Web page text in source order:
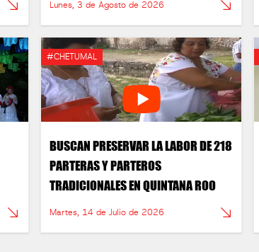
Lunes, 3 de Agosto de 2026
#CHETUMAL
BUSCAN PRESERVAR LA LABOR DE 218
PARTERAS Y PARTEROS
TRADICIONALES EN QUINTANA ROO
Martes, 14 de Julio de 2026